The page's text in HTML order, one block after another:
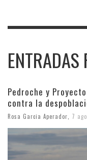
Pedroche y
contra la
Rosa Garcia Aperador 7